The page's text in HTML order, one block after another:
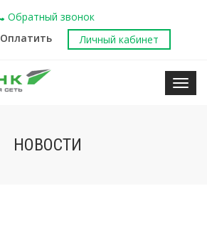
Обратный звонок
Оплатить Личный кабинет
НОВОСТИ